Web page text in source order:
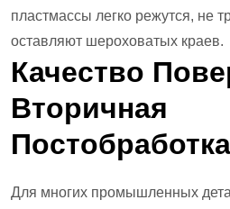
пластмассы легко режутся, не
оставляют шероховатых краев.
Качество
Вторичная
Постобработка
Для многих промышленных